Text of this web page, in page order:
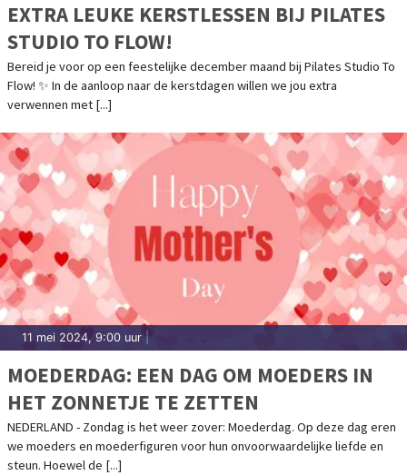
EXTRA LEUKE KERSTLESSEN BIJ PILATES
STUDIO TO FLOW!
Bereid je voor op een feestelijke december maand bij Pilates Studio To
Flow! ✨ In de aanloop naar de kerstdagen willen we jou extra
verwennen met [...]
11 mei 2024, 9:00 uur
MOEDERDAG: EEN DAG OM MOEDERS IN
HET ZONNETJE TE ZETTEN
NEDERLAND - Zondag is het weer zover: Moederdag. Op deze dag eren
we moeders en moederfiguren voor hun onvoorwaardelijke liefde en
steun. Hoewel de [...]